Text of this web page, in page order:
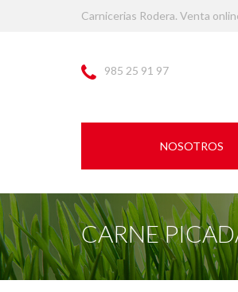
Carnicerias Rodera. Venta
985 25 91 97
NOSOTROS
CARNE